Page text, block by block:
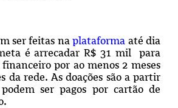
ser feitas naplataforma até dia
é arrecadar R$ 31 mil para
por ao menos 2 meses
da rede. As doações são a partir
ser pagos por cartão de